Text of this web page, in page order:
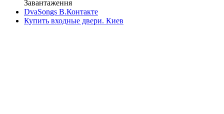
Завантаження
DvaSongs В.Контакте
Купить входные двери. Киев